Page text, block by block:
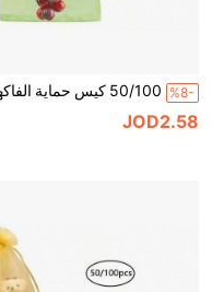
%8-
JOD2.58